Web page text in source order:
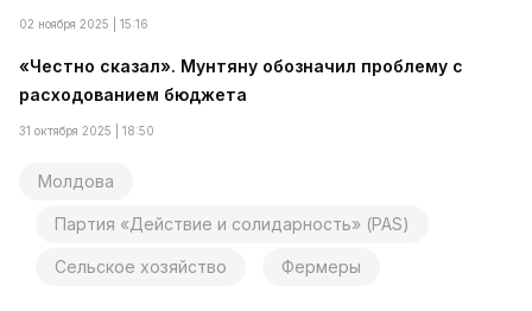
02 ноября 2025 | 15:16
«Честно сказал». Мунтяну обозначил проблему с
расходованием бюджета
31 октября 2025 | 18:50
Молдова
Партия «Действие и солидарность» (PAS)
Сельское хозяйство Фермеры